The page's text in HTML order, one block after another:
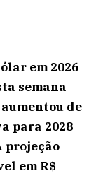
em 2026
semana
aumentou de
para 2028
projeção
em R$